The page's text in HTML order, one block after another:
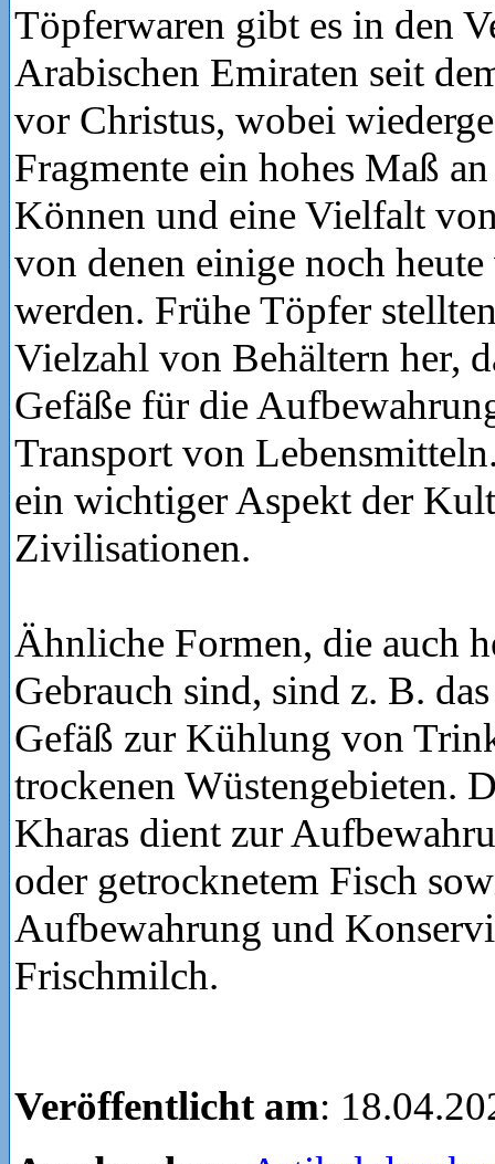
Töpferwaren gibt es in den
Arabischen Emiraten seit
vor Christus, wobei
Fragmente ein hohes Maß
Können und eine Vielfalt
von denen einige noch
werden. Frühe Töpfer
Vielzahl von Behältern her,
Gefäße für die
Transport von
ein wichtiger Aspekt der
Zivilisationen.
Ähnliche Formen, die auch
Gebrauch sind, sind z. B.
Gefäß zur Kühlung von
trockenen Wüstengebieten.
Kharas dient zur
oder getrocknetem Fisch
Aufbewahrung und
Frischmilch.
Veröffentlicht am: